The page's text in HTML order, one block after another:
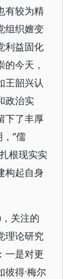
有较为精
组织嬗变
利益固化
今天，
王韶兴认
政治实
下了丰厚
“儒
根现实实
构起自身
关注的
理论研究
一是对更
彼得·梅尔